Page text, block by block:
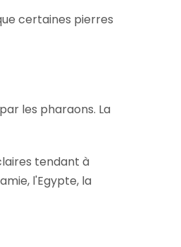
certaines pierres
les pharaons. La
tendant à
l'Egypte, la